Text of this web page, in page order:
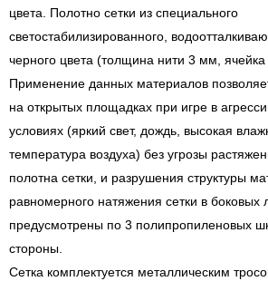
цвета. Полотно сетки из специального
светостабилизированного,
черного цвета (толщина нити 3 мм, ячейка
Применение данных материалов
на открытых площадках при игре в
условиях (яркий свет, дождь, высокая
температура воздуха) без угрозы
полотна сетки, и разрушения структуры
равномерного натяжения сетки в боковых
предусмотрены по 3 полипропиленовых
стороны.
Сетка комплектуется металлическим